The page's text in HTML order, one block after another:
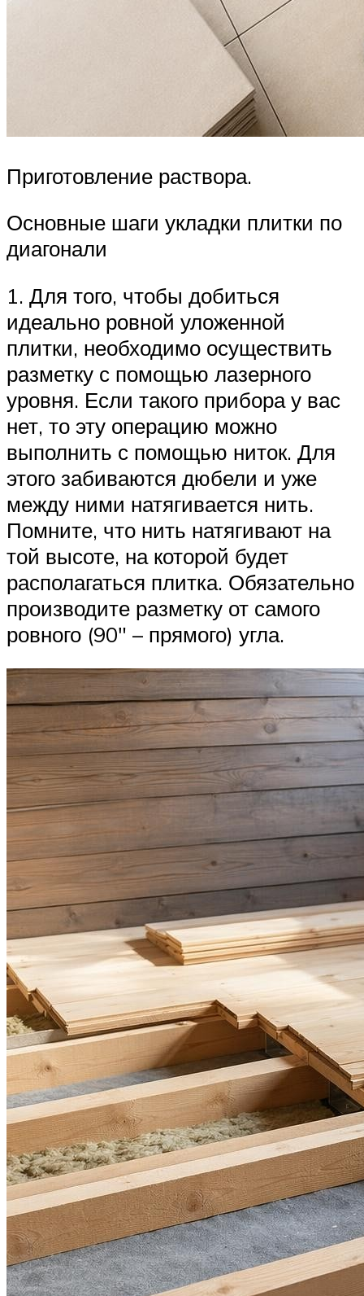
Приготовление раствора.
Основные шаги укладки плитки по
диагонали
1. Для того, чтобы добиться
идеально ровной уложенной
плитки, необходимо осуществить
разметку с помощью лазерного
уровня. Если такого прибора у вас
нет, то эту операцию можно
выполнить с помощью ниток. Для
этого забиваются дюбели и уже
между ними натягивается нить.
Помните, что нить натягивают на
той высоте, на которой будет
располагаться плитка. Обязательно
производите разметку от самого
ровного (90″ – прямого) угла.